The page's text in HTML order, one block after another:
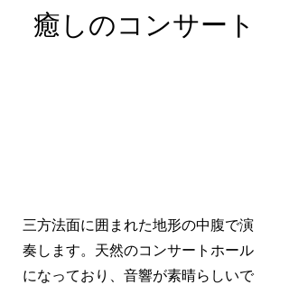
​癒しのコンサート
三方法面に囲まれた地形の中腹で演
奏します。天然のコンサートホール
になっており、音響が素晴らしいで